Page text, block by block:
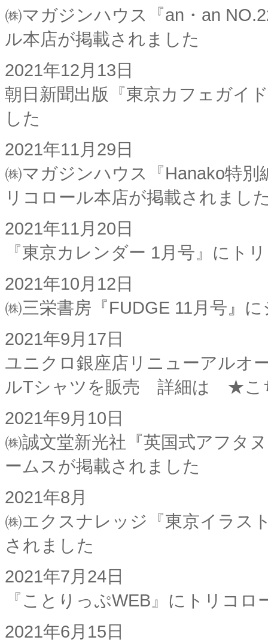
㈱マガジンハウス『an・an
ル本店が掲載されました
2021年12月13日
朝日新聞出版『東京カフェガイ
した
2021年11月29日
㈱マガジンハウス『Hanako特
リコロール本店が掲載されまし
2021年11月20日
『東京カレンダー 1月号』にト
2021年10月12日
㈱三栄書房『FUDGE 11月号』
2021年9月17日
ユニクロ銀座店リニューアルオ
ルTシャツを販売 詳細は ★こ
2021年9月10日
㈱誠文堂新光社『英国式アフタ
ームスが掲載されました
2021年8月
㈱エクスナレッジ『東京イラス
されました
2021年7月24日
『ことりっぷWEB』にトリコ
2021年6月15日